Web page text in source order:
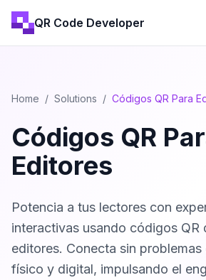
QR Code Developer
Home / Solutions / Códigos QR Para
Códigos QR
Editores
Potencia a tus lectores con
interactivas usando códigos QR
editores. Conecta sin
físico y digital, impulsando el